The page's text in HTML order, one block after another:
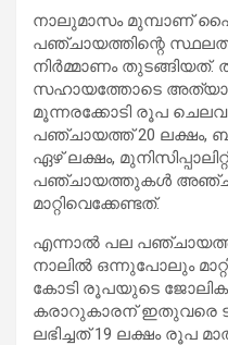
നാലുമാസം മുമ്പാണ്
പഞ്ചായത്തിന്റെ
നിർമ്മാണം
സഹായത്തോടെ
മൂന്നരക്കോടി രൂപ
പഞ്ചായത്ത് 20
ഏഴ് ലക്ഷം,
പഞ്ചായത്തുകൾ അഞ്ചു
മാറ്റിവെക്കേണ്ടത്.
എന്നാൽ പല
നാലിൽ ഒന്നുപോലും
കോടി രൂപയുടെ
കരാറുകാരന് ഇതുവരെ
ലഭിച്ചത് 19 ലക്ഷം രൂപ